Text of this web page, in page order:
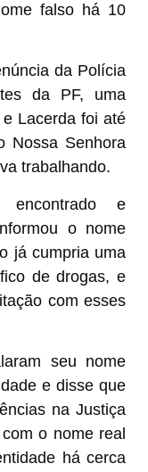
falso há 10
da Polícia
da PF, uma
Lacerda foi até
Nossa Senhora
trabalhando.
e
o nome
já cumpria uma
de drogas, e
com esses
seu nome
e disse que
na Justiça
o nome real
há cerca